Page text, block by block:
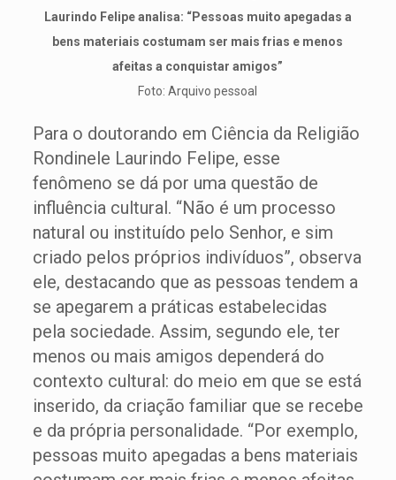
Laurindo Felipe analisa: “Pessoas muito apegadas a
bens materiais costumam ser mais frias e menos
afeitas a conquistar amigos”
Foto: Arquivo pessoal
Para o doutorando em Ciência da Religião
Rondinele Laurindo Felipe, esse
fenômeno se dá por uma questão de
influência cultural. “Não é um processo
natural ou instituído pelo Senhor, e sim
criado pelos próprios indivíduos”, observa
ele, destacando que as pessoas tendem a
se apegarem a práticas estabelecidas
pela sociedade. Assim, segundo ele, ter
menos ou mais amigos dependerá do
contexto cultural: do meio em que se está
inserido, da criação familiar que se recebe
e da própria personalidade. “Por exemplo,
pessoas muito apegadas a bens materiais